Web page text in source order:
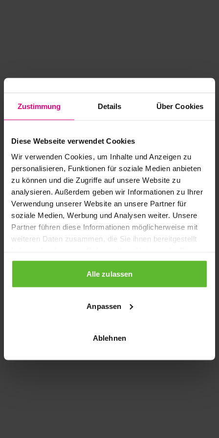
Zustimmung Details Über Cookies
Diese Webseite verwendet Cookies
Wir verwenden Cookies, um Inhalte und Anzeigen zu
personalisieren, Funktionen für soziale Medien anbieten
zu können und die Zugriffe auf unsere Website zu
analysieren. Außerdem geben wir Informationen zu Ihrer
Verwendung unserer Website an unsere Partner für
soziale Medien, Werbung und Analysen weiter. Unsere
Partner führen diese Informationen möglicherweise mit
weiteren Daten zusammen, die Sie ihnen bereitgestellt
gesammelt haben.
Alle zulassen
Anpassen
Ablehnen
Application error: a client-side exception has occurred
loading www.kurzwego.de (see the browser console for more
information).